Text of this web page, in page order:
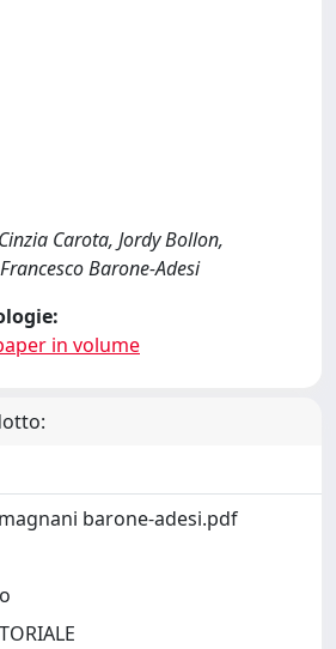
Carota, Jordy Bollon,
Barone-Adesi
in volume
barone-adesi.pdf